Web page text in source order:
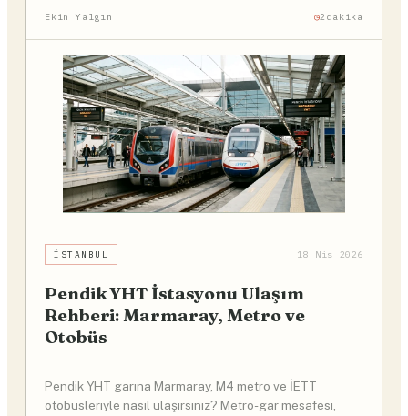
Ekin Yalgın 2dakika
İSTANBUL 18 Nis 2026
Pendik YHT İstasyonu Ulaşım
Rehberi: Marmaray, Metro ve
Otobüs
Pendik YHT garına Marmaray, M4 metro ve İETT
otobüsleriyle nasıl ulaşırsınız? Metro-gar mesafesi,